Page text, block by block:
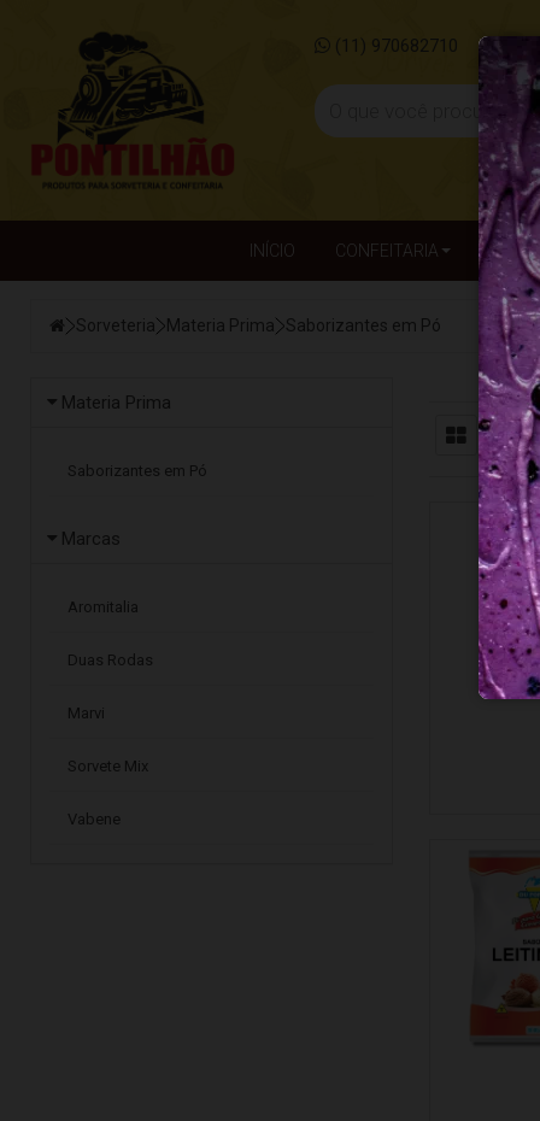
(11) 970682710
INÍCIO CONFEITARIA
Sorveteria Materia Prima Saborizantes em Pó
Materia Prima
Saborizantes em Pó
Marcas
Aromitalia
Duas Rodas
Marvi
Sorvete Mix
Vabene